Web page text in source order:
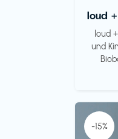
loud
loud
und
-15%